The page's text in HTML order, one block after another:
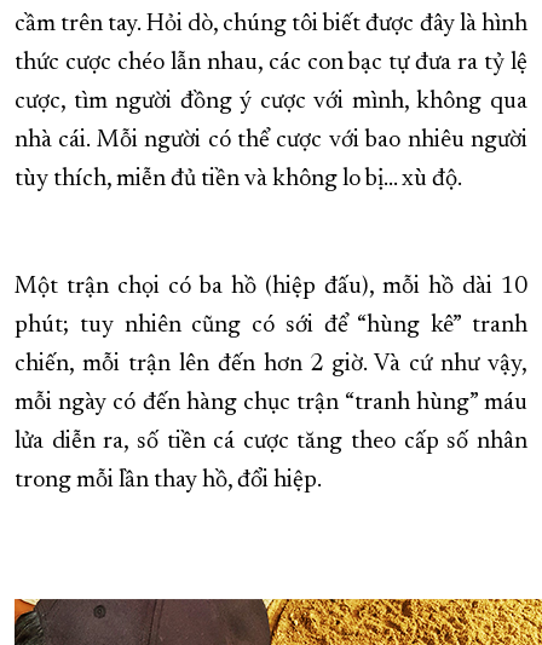
cầm trên tay. Hỏi dò, chúng tôi biết được đây là hình
thức cược chéo lẫn nhau, các con bạc tự đưa ra tỷ lệ
cược, tìm người đồng ý cược với mình, không qua
nhà cái. Mỗi người có thể cược với bao nhiêu người
tùy thích, miễn đủ tiền và không lo bị… xù độ.
Một trận chọi có ba hồ (hiệp đấu), mỗi hồ dài 10
phút; tuy nhiên cũng có sới để “hùng kê” tranh
chiến, mỗi trận lên đến hơn 2 giờ. Và cứ như vậy,
mỗi ngày có đến hàng chục trận “tranh hùng” máu
lửa diễn ra, số tiền cá cược tăng theo cấp số nhân
trong mỗi lần thay hồ, đổi hiệp.